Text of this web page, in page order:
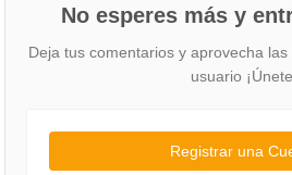
No esperes más y
Deja tus comentarios y aprovecha
usuario
Registrar una